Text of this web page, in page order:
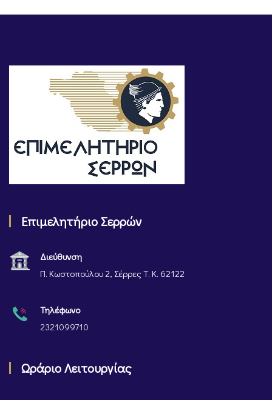
Επιμελητήριο Σερρών
Διεύθυνση
Π. Κωστοπούλου 2, Σέρρες Τ. Κ. 62122
Τηλέφωνο
2321099710
Ωράριο Λειτουργίας